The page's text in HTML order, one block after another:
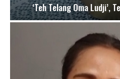
‘Teh Telang Oma Ludji’,